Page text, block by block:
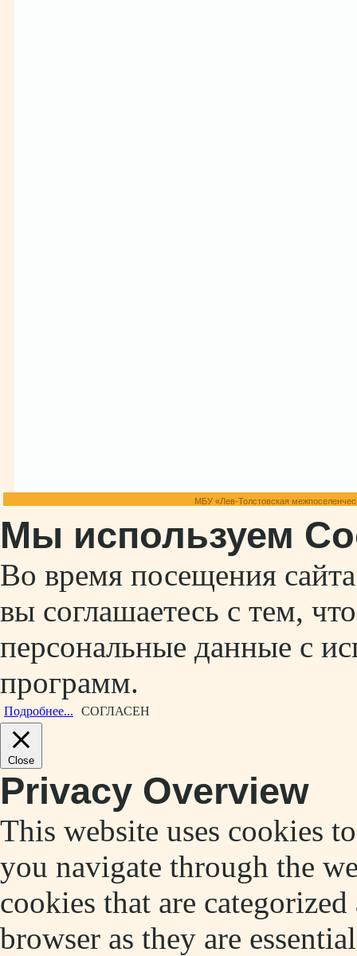
МБУ «Лев-Толстовская
Мы используем
Во время посещения
вы соглашаетесь с тем,
персональные данные с
программ.
Подробнее... СОГЛАСЕН
Close
Privacy Overview
This website uses cookies
you navigate through the
cookies that are
browser as they are